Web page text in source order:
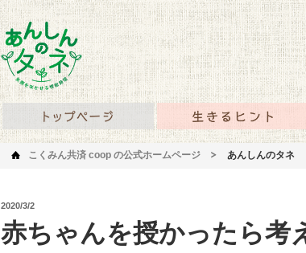
あんしんのタネ 笑顔を咲かせるみんなの情
あんしんのタネTOP
こくみん共済 coop の公式ホームページ あんしんのタネ
2020/3/2
赤ちゃんを授かったら考